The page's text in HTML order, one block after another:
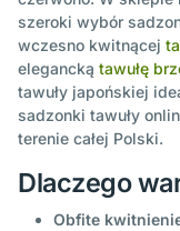
szeroki wybór
wczesno kwitnącej
elegancką tawułę
tawuły japońskiej
sadzonki tawuły
terenie całej Polski.
Dlaczego
Obfite